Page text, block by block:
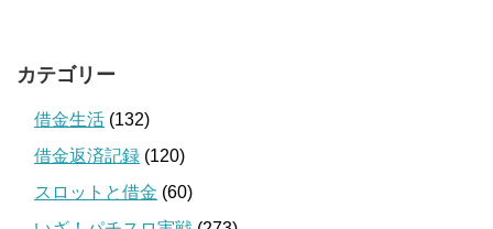
カテゴリー
借金生活 (132)
借金返済記録 (120)
スロットと借金 (60)